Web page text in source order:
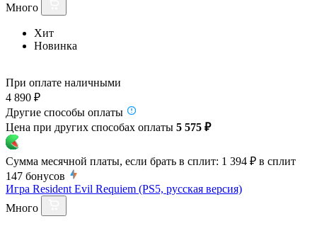
Много
Хит
Новинка
При оплате наличными
4 890 ₽
Другие способы оплаты
Цена при других способах оплаты 5 575 ₽
Сумма месячной платы, если брать в сплит: 1 394 ₽ в сплит
147 бонусов
Игра Resident Evil Requiem (PS5, русская версия)
Много